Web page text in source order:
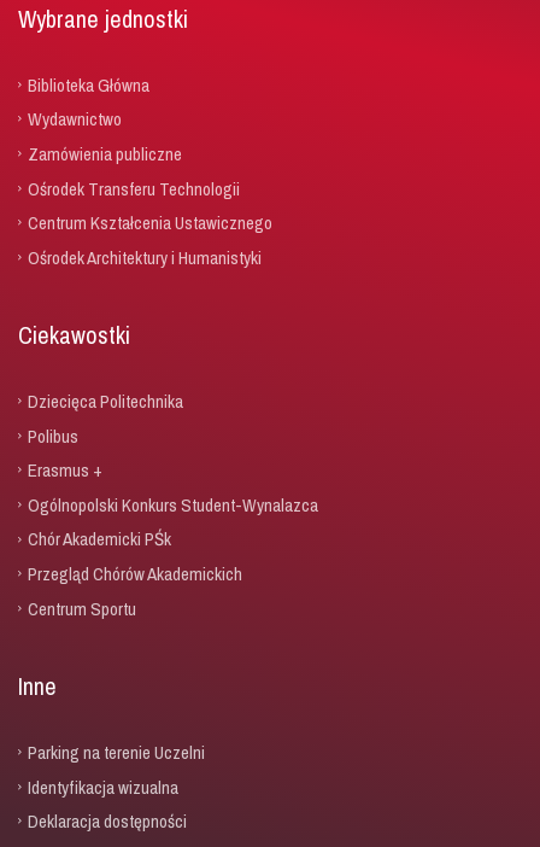
Wybrane jednostki
Biblioteka Główna
Wydawnictwo
Zamówienia publiczne
Ośrodek Transferu Technologii
Centrum Kształcenia Ustawicznego
Ośrodek Architektury i Humanistyki
Ciekawostki
Dziecięca Politechnika
Polibus
Erasmus +
Ogólnopolski Konkurs Student-Wynalazca
Chór Akademicki PŚk
Przegląd Chórów Akademickich
Centrum Sportu
Inne
Parking na terenie Uczelni
Identyfikacja wizualna
Deklaracja dostępności